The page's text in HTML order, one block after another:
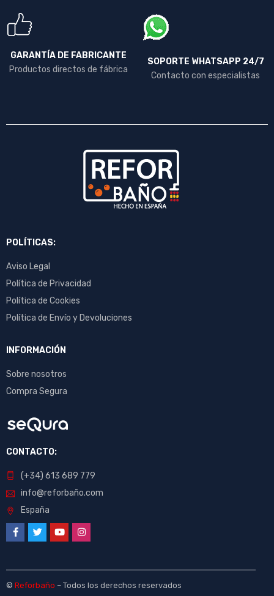
GARANTÍA DE FABRICANTE
Productos directos de fábrica
SOPORTE WHATSAPP 24/7
Contacto con especialistas
POLÍTICAS:
Aviso Legal
Política de Privacidad
Política de Cookies
Política de Envío y Devoluciones
INFORMACIÓN
Sobre nosotros
Compra Segura
CONTACTO:
(+34) 613 689 779
info@reforbaño.com
España
© Reforbaño – Todos los derechos reservados